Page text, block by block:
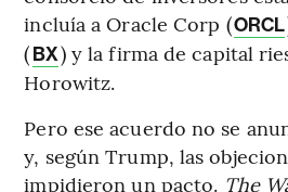
incluía a Oracle Corp (ORCL
(BX) y la firma de capital
Horowitz.
Pero ese acuerdo no se
y, según Trump, las
impidieron un pacto. The